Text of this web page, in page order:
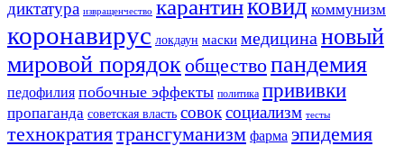
диктатура извращенчество карантинковид коммунизм
коронавирус локдаун маски медицина новый
мировой порядок обществопандемия
педофилия побочные эффекты политика прививки
пропаганда советская власть совоксоциализм тесты
технократиятрансгуманизм фарма эпидемия